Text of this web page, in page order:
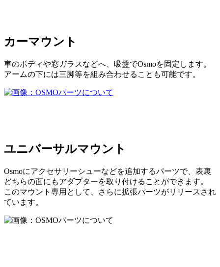
カーマウント
車のボディや窓ガラスなどへ、吸盤でOsmoを固定します。
アームの下には三脚等を組み合わせることも可能です。
ユニバーサルマウント
Osmoにアクセサリーシューなどを追加するパーツで、表裏
どちらの面にもアダプターを取り付けることができます。
このマウント専用として、さらに拡張パーツがリリースされ
ています。